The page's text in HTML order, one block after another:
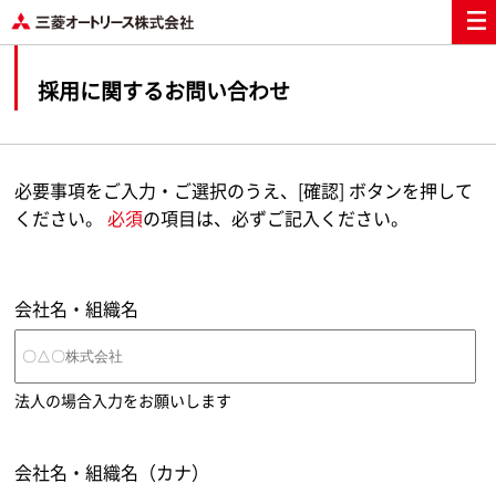
採用に関するお問い合わせ
必要事項をご入力・ご選択のうえ、[確認] ボタンを押して
ください。必須の項目は、必ずご記入ください。
会社名・組織名
法人の場合入力をお願いします
会社名・組織名（カナ）